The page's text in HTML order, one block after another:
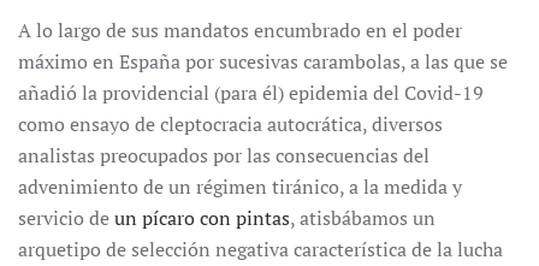
A lo largo de sus mandatos encumbrado en el poder
máximo en España por sucesivas carambolas, a las que se
añadió la providencial (para él) epidemia del Covid-19
como ensayo de cleptocracia autocrática, diversos
analistas preocupados por las consecuencias del
advenimiento de un régimen tiránico, a la medida y
servicio deun pícaro con pintas, atisbábamos un
arquetipo de selección negativa característica de la lucha